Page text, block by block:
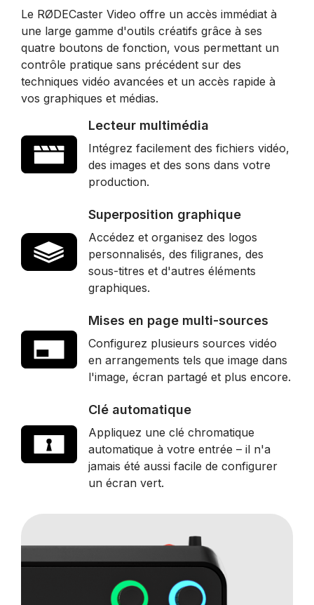
Le RØDECaster Video offre un accès immédiat à
une large gamme d'outils créatifs grâce à ses
quatre boutons de fonction, vous permettant un
contrôle pratique sans précédent sur des
techniques vidéo avancées et un accès rapide à
vos graphiques et médias.
Lecteur multimédia
Intégrez facilement des fichiers vidéo,
des images et des sons dans votre
production.
Superposition graphique
Accédez et organisez des logos
personnalisés, des filigranes, des
sous-titres et d'autres éléments
graphiques.
Mises en page multi-sources
Configurez plusieurs sources vidéo
en arrangements tels que image dans
l'image, écran partagé et plus encore.
Clé automatique
Appliquez une clé chromatique
automatique à votre entrée – il n'a
jamais été aussi facile de configurer
un écran vert.